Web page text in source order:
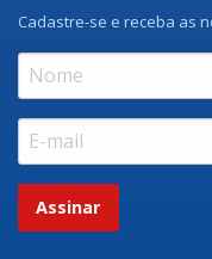
Cadastre-se e receba as
Assinar